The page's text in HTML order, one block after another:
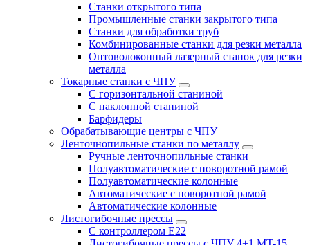
Станки открытого типа
Промышленные станки закрытого типа
Станки для обработки труб
Комбинированные станки для резки металла
Оптоволоконный лазерный станок для резки
металла
Токарные станки с ЧПУ
С горизонтальной станиной
С наклонной станиной
Барфидеры
Обрабатывающие центры с ЧПУ
Ленточнопильные станки по металлу
Ручные ленточнопильные станки
Полуавтоматические с поворотной рамой
Полуавтоматические колонные
Автоматические с поворотной рамой
Автоматические колонные
Листогибочные прессы
С контроллером E22